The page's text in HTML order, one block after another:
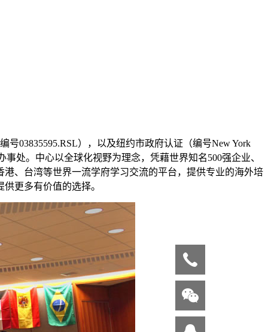
03835595.RSL），以及纽约市政府认证（编号New York
处。中心以全球化视野为理念，凭藉世界知名500强企业、
、台湾等世界一流学府学习交流的平台，提供专业的海外培
更多有价值的选择。